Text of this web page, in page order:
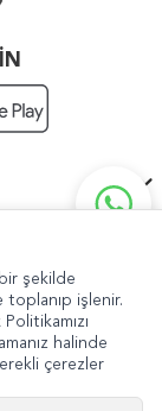
şekilde
toplanıp işlenir.
halinde
çerezler